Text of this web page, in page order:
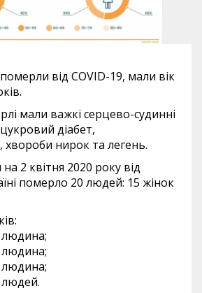
від COVID-19, мали вік
мали важкі серцево-судинні
діабет,
нирок та легень.
2 квітня 2020 року від
померло 20 людей: 15 жінок